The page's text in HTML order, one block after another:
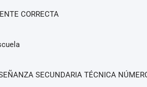
CORRECTA
SECUNDARIA TÉCNICA